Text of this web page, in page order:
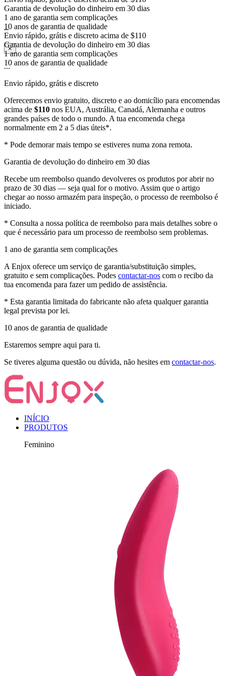
1 ano de garantia sem complicações
10 anos de garantia de qualidade
Envio rápido, grátis e discreto acima de $110
Garantia de devolução do dinheiro em 30 dias
1 ano de garantia sem complicações
10 anos de garantia de qualidade
...
×
...
Envio rápido, grátis e discreto
Oferecemos envio gratuito, discreto e ao domicílio para encomendas
acima de $110 nos EUA, Austrália, Canadá, Alemanha e outros
grandes países de todo o mundo. A tua encomenda chega
normalmente em 2 a 5 dias úteis*.
* Pode demorar mais tempo se estiveres numa zona remota.
Garantia de devolução do dinheiro em 30 dias
Recebe um reembolso quando devolveres os produtos por abrir no
prazo de 30 dias — seja qual for o motivo. Assim que o artigo
chegar ao nosso armazém para inspeção, o processo de reembolso é
iniciado.
* Consulta a nossa política de reembolso para mais detalhes sobre o
que é necessário para um processo de reembolso sem problemas.
1 ano de garantia sem complicações
A Enjox oferece um serviço de garantia/substituição simples,
gratuito e sem complicações. Podes contactar-nos com o recibo da
tua encomenda para fazer um pedido de assistência.
* Esta garantia limitada do fabricante não afeta qualquer garantia
legal prevista por lei.
10 anos de garantia de qualidade
Estaremos sempre aqui para ti.
Se tiveres alguma questão ou dúvida, não hesites em contactar-nos.
INÍCIO
PRODUTOS
Feminino